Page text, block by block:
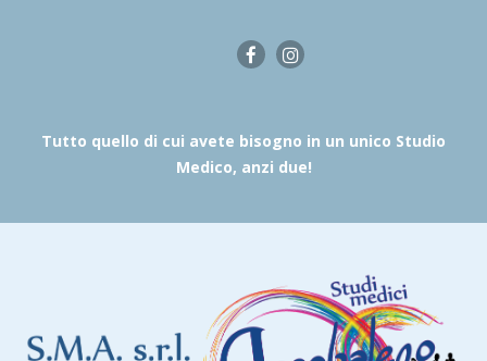
Tutto quello di cui avete bisogno in un unico Studio
Medico, anzi due!